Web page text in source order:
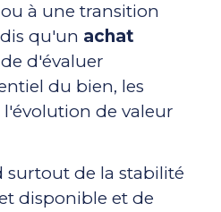
à une transition
qu'un achat
d'évaluer
du bien, les
l'évolution de valeur
surtout de la stabilité
disponible et de